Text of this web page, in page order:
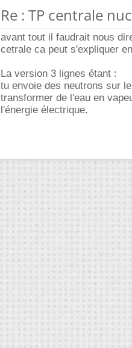
Re : TP centrale
avant tout il faudrait nous
cetrale ca peut s'expliquer
La version 3 lignes étant :
tu envoie des neutrons sur
transformer de l'eau en
l'énergie électrique.